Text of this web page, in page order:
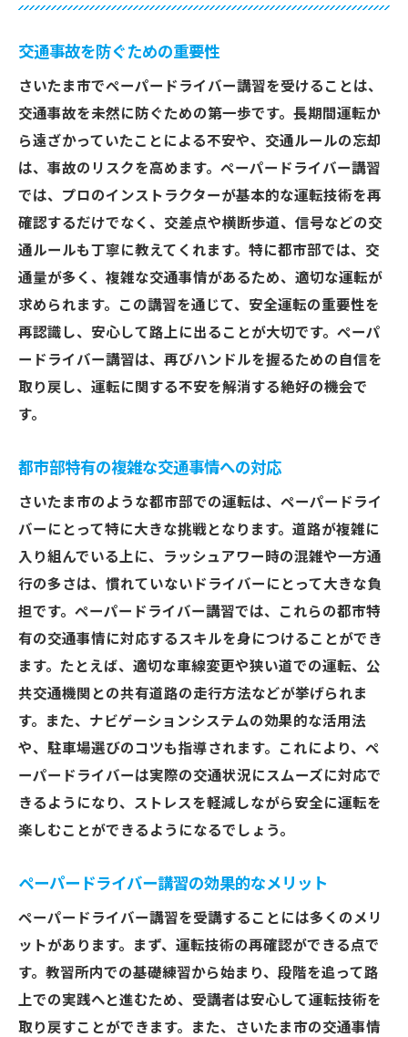
個別指導での効率的なスキルアップ
実践的な場面を想定したトレーニング
運転シミュレーションの活用法
運転感覚を取り戻すための練習方法
ペーパードライバー講習でのフィードバッ
クの重要性
さいたま市のペーパードライバー講習で自信を
再構築するステップ
最初の一歩を踏み出す勇気を持つ
段階的に進む講習カリキュラム
目標設定によるモチベーション維持
講師とのコミュニケーションの取り方
ペーパードライバー講習で学ぶさいたま市特有
の交通事情への対応
さいたま市の主要道路と交通量
混雑する時間帯の運転テクニック
公共交通機関との共存方法
地域特有の信号システムの理解
交通規制に対応するためのポイント
さいたま市内の主要な運転ルート
プロの指導で安心！さいたま市でのペーパード
ライバー講習の流れ
初回のカウンセリングと目標設定
教習所内での基礎トレーニング
個々の課題に応じた指導内容
安心感を持たせる講習車の特徴
インストラクターのサポート体制
ペーパードライバー講習で運転の不安を解消！
さいたま市の教習を活かす
不安を取り除くためのメンタルトレーニン
交通事故を防ぐための重要性
さいたま市でペーパードライバー講習を受けることは、
交通事故を未然に防ぐための第一歩です。長期間運転か
ら遠ざかっていたことによる不安や、交通ルールの忘却
は、事故のリスクを高めます。ペーパードライバー講習
では、プロのインストラクターが基本的な運転技術を再
確認するだけでなく、交差点や横断歩道、信号などの交
通ルールも丁寧に教えてくれます。特に都市部では、交
通量が多く、複雑な交通事情があるため、適切な運転が
求められます。この講習を通じて、安全運転の重要性を
再認識し、安心して路上に出ることが大切です。ペーパ
ードライバー講習は、再びハンドルを握るための自信を
取り戻し、運転に関する不安を解消する絶好の機会で
す。
都市部特有の複雑な交通事情への対応
さいたま市のような都市部での運転は、ペーパードライ
バーにとって特に大きな挑戦となります。道路が複雑に
入り組んでいる上に、ラッシュアワー時の混雑や一方通
行の多さは、慣れていないドライバーにとって大きな負
担です。ペーパードライバー講習では、これらの都市特
有の交通事情に対応するスキルを身につけることができ
ます。たとえば、適切な車線変更や狭い道での運転、公
共交通機関との共有道路の走行方法などが挙げられま
す。また、ナビゲーションシステムの効果的な活用法
や、駐車場選びのコツも指導されます。これにより、ペ
ーパードライバーは実際の交通状況にスムーズに対応で
きるようになり、ストレスを軽減しながら安全に運転を
楽しむことができるようになるでしょう。
ペーパードライバー講習の効果的なメリット
ペーパードライバー講習を受講することには多くのメリ
ットがあります。まず、運転技術の再確認ができる点で
す。教習所内での基礎練習から始まり、段階を追って路
上での実践へと進むため、受講者は安心して運転技術を
取り戻すことができます。また、さいたま市の交通事情